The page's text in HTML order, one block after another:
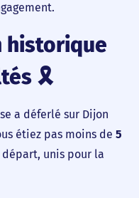
historique
🎗️
a déferlé sur Dijon
étiez pas moins de5
unis pour la